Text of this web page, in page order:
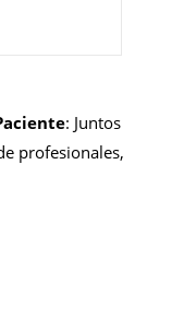
: Juntos
profesionales,